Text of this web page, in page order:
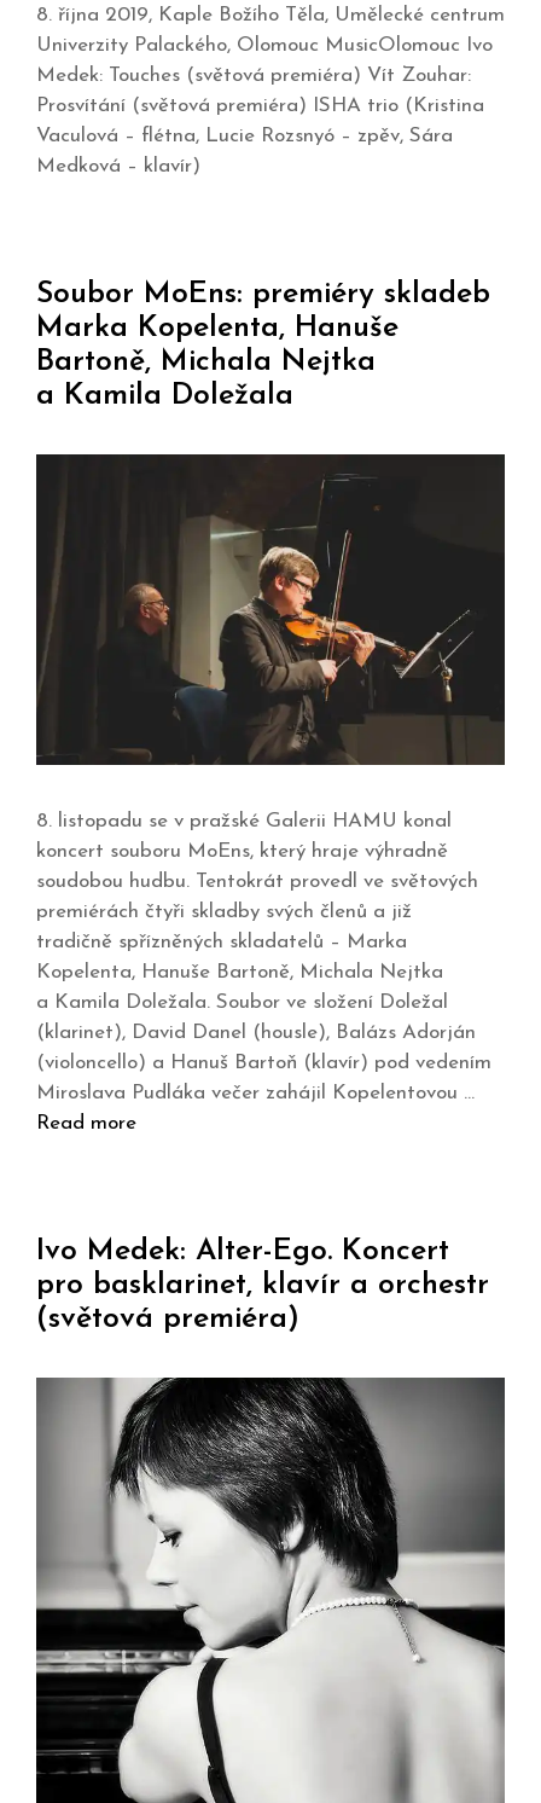
8. října 2019, Kaple Božího Těla, Umělecké centrum
Univerzity Palackého, Olomouc MusicOlomouc Ivo
Medek: Touches (světová premiéra) Vít Zouhar:
Prosvítání (světová premiéra) ISHA trio (Kristina
Vaculová – flétna, Lucie Rozsnyó – zpěv, Sára
Medková – klavír)
Soubor MoEns: premiéry skladeb
Marka Kopelenta, Hanuše
Bartoně, Michala Nejtka
a Kamila Doležala
8. listopadu se v pražské Galerii HAMU konal
koncert souboru MoEns, který hraje výhradně
soudobou hudbu. Tentokrát provedl ve světových
premiérách čtyři skladby svých členů a již
tradičně spřízněných skladatelů – Marka
Kopelenta, Hanuše Bartoně, Michala Nejtka
a Kamila Doležala. Soubor ve složení Doležal
(klarinet), David Danel (housle), Balázs Adorján
(violoncello) a Hanuš Bartoň (klavír) pod vedením
Miroslava Pudláka večer zahájil Kopelentovou …
Read more
Ivo Medek: Alter-Ego. Koncert
pro basklarinet, klavír a orchestr
(světová premiéra)